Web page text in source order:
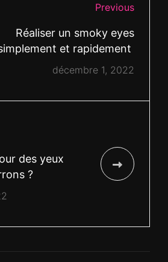
Previous
Réaliser un smoky eyes
et rapidement
décembre 1, 2022
des yeux
?